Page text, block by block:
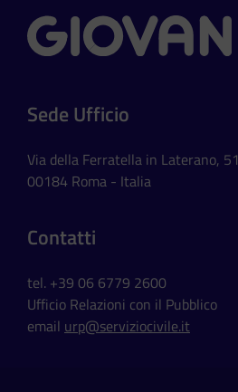
Contatti
Sede Ufficio
Via della Ferratella in Laterano, 51
00184 Roma - Italia
Contatti
tel. +39 06 6779 2600
Ufficio Relazioni con il Pubblico
email urp@serviziocivile.it